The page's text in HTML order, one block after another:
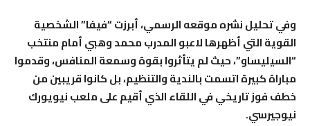
وفي تحليل نشره موقعه الرسمي، أبرزت “فيفا” الشخصية
القوية التي أظهرها لاعبو المدرب محمد وهبي أمام منتخب
“السيليساو”، حيث لم يتأثروا بقوة وسمعة المنافس، وقدموا
مباراة كبيرة اتسمت بالندية والتنظيم، بل كانوا قريبين من
خطف فوز تاريخي في اللقاء الذي أقيم على ملعب نيويورك
نيوجيرسي.